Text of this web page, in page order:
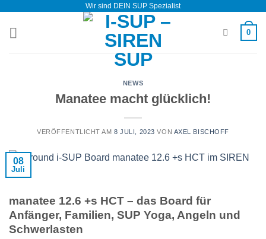
springen
Wir sind DEIN SUP Spezialist
0
NEWS
Manatee macht glücklich!
VERÖFFENTLICHT AM8 JULI, 2023 VON AXEL BISCHOFF
08
Juli
manatee 12.6 +s HCT – das Board für
Anfänger, Familien, SUP Yoga, Angeln und
Schwerlasten